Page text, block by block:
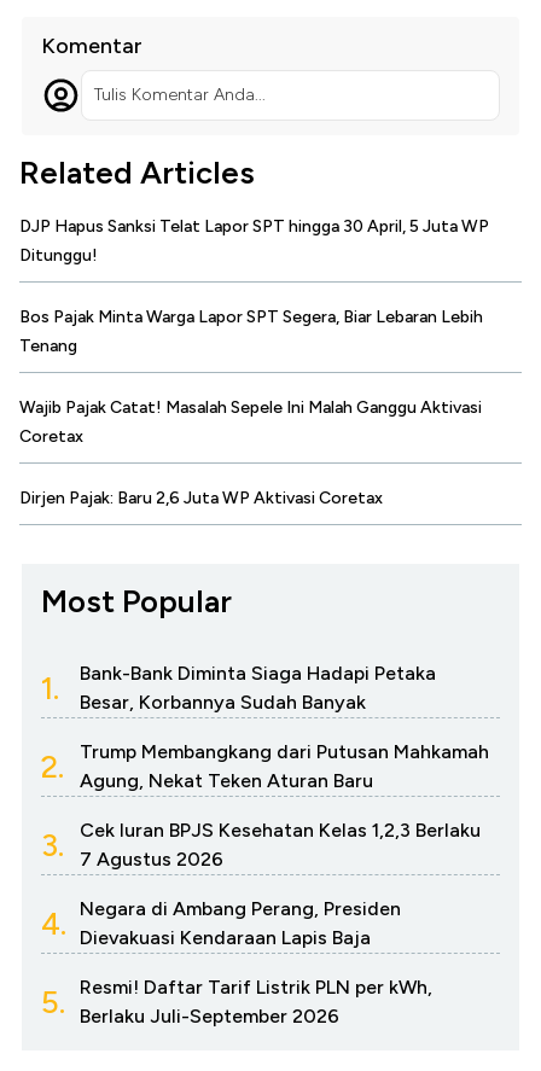
Komentar
Tulis Komentar Anda...
Related Articles
DJP Hapus Sanksi Telat Lapor SPT hingga 30 April, 5 Juta WP
Ditunggu!
Bos Pajak Minta Warga Lapor SPT Segera, Biar Lebaran Lebih
Tenang
Wajib Pajak Catat! Masalah Sepele Ini Malah Ganggu Aktivasi
Coretax
Dirjen Pajak: Baru 2,6 Juta WP Aktivasi Coretax
Most Popular
1.
Bank-Bank Diminta Siaga Hadapi Petaka
Besar, Korbannya Sudah Banyak
2.
Trump Membangkang dari Putusan Mahkamah
Agung, Nekat Teken Aturan Baru
3.
Cek Iuran BPJS Kesehatan Kelas 1,2,3 Berlaku
7 Agustus 2026
4.
Negara di Ambang Perang, Presiden
Dievakuasi Kendaraan Lapis Baja
5.
Resmi! Daftar Tarif Listrik PLN per kWh,
Berlaku Juli-September 2026